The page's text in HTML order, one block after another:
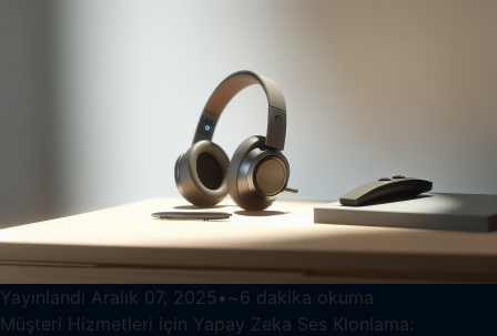
Yayınlandı Aralık 07, 2025 • ~6 dakika okuma
Müşteri Hizmetleri için Yapay Zeka Ses Klonlama: